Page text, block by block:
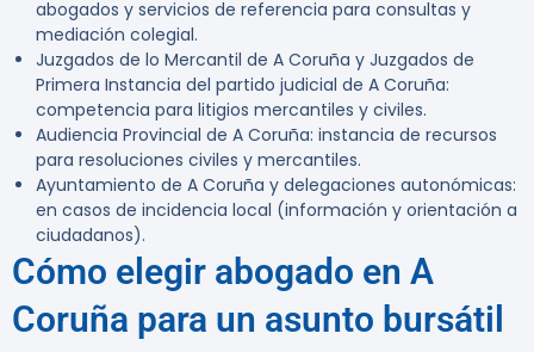
abogados y servicios de referencia para consultas y
mediación colegial.
Juzgados de lo Mercantil de A Coruña y Juzgados de
Primera Instancia del partido judicial de A Coruña:
competencia para litigios mercantiles y civiles.
Audiencia Provincial de A Coruña: instancia de recursos
para resoluciones civiles y mercantiles.
Ayuntamiento de A Coruña y delegaciones autonómicas:
en casos de incidencia local (información y orientación a
ciudadanos).
Cómo elegir abogado en A
Coruña para un asunto bursátil